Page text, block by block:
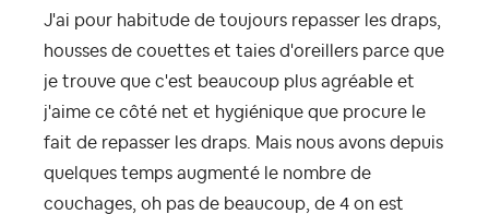
J'ai pour habitude de toujours repasser les draps,
housses de couettes et taies d'oreillers parce que
je trouve que c'est beaucoup plus agréable et
j'aime ce côté net et hygiénique que procure le
fait de repasser les draps. Mais nous avons depuis
quelques temps augmenté le nombre de
couchages, oh pas de beaucoup, de 4 on est